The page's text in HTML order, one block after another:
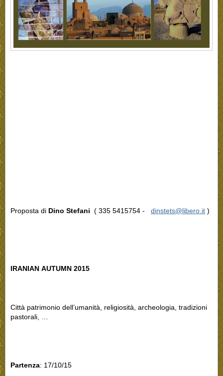
Proposta di Dino Stefani ( 335 5415754 - dinstets@libero.it )
IRANIAN AUTUMN 2015
Città patrimonio dell’umanità, religiosità, archeologia, tradizioni
pastorali, …
Partenza: 17/10/15